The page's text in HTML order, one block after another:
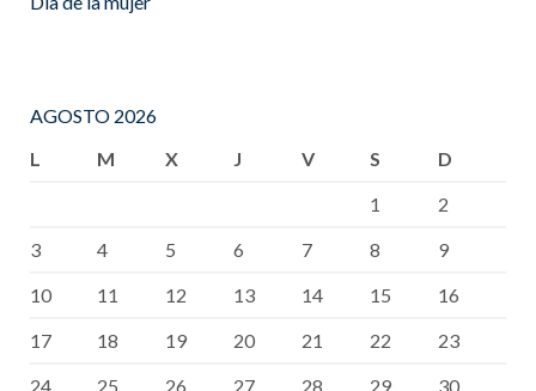
AGOSTO 2026
L
M X J V S
D
1
2
3
4 5 6 7 8
9
10
11 12 13 14 15
16
17
18 19 20 21 22
23
24
25 26 27 28 29
30